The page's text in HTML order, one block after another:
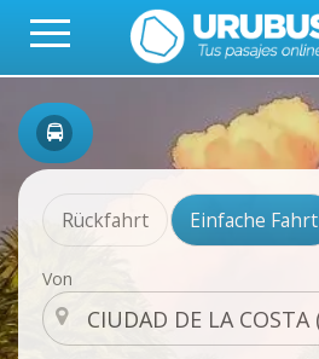
Rückfahrt Einfache Fahrt
Von